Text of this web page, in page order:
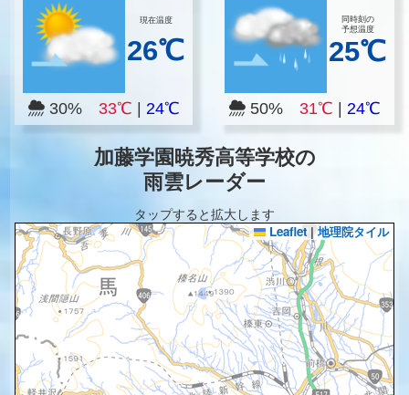
現在温度
26℃
30% 33℃ 24℃
同時刻の
予想温度
25℃
50%31℃ |24℃
加藤学園暁秀高等学校の
雨雲レーダー
タップすると拡大します
Leaflet | 地理院タイル